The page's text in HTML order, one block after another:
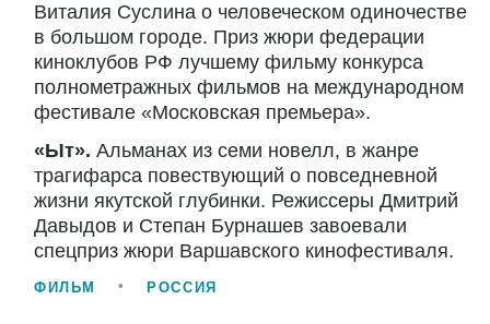
Виталия Суслина о человеческом одиночестве
в большом городе. Приз жюри федерации
киноклубов РФ лучшему фильму конкурса
полнометражных фильмов на международном
фестивале «Московская премьера».
«Ыт». Альманах из семи новелл, в жанре
трагифарса повествующий о повседневной
жизни якутской глубинки. Режиссеры Дмитрий
Давыдов и Степан Бурнашев завоевали
спецприз жюри Варшавского кинофестиваля.
ФИЛЬМ РОССИЯ